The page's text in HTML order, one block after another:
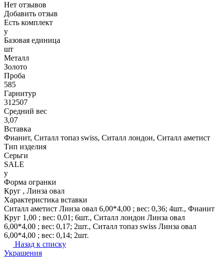
Нет отзывов
Добавить отзыв
Есть комплект
y
Базовая единица
шт
Металл
Золото
Проба
585
Гарнитур
312507
Средний вес
3,07
Вставка
Фианит, Ситалл топаз swiss, Ситалл лондон, Ситалл аметист
Тип изделия
Серьги
SALE
y
Форма огранки
Круг , Линза овал
Характеристика вставки
Ситалл аметист Линза овал 6,00*4,00 ; вес: 0,36; 4шт., Фианит
Круг 1,00 ; вес: 0,01; 6шт., Ситалл лондон Линза овал
6,00*4,00 ; вес: 0,17; 2шт., Ситалл топаз swiss Линза овал
6,00*4,00 ; вес: 0,14; 2шт.
Назад к списку
Украшения